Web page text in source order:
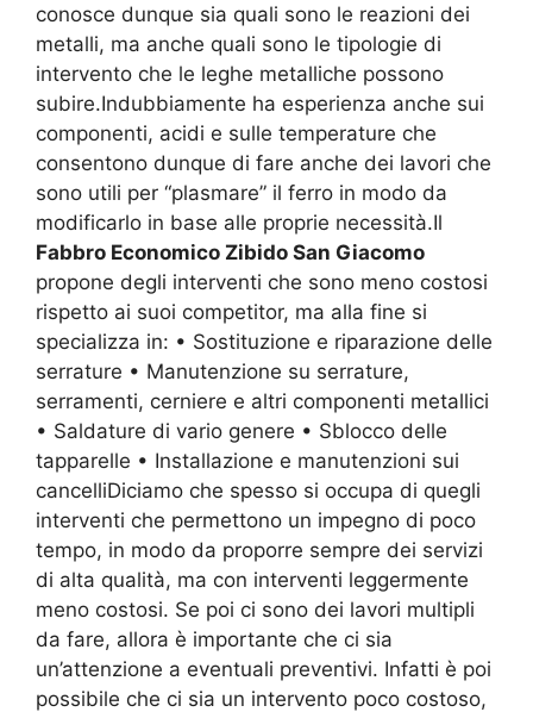
conosce dunque sia quali sono le reazioni dei
metalli, ma anche quali sono le tipologie di
intervento che le leghe metalliche possono
subire.Indubbiamente ha esperienza anche sui
componenti, acidi e sulle temperature che
consentono dunque di fare anche dei lavori che
sono utili per “plasmare” il ferro in modo da
modificarlo in base alle proprie necessità.Il
Fabbro Economico Zibido San Giacomo
propone degli interventi che sono meno costosi
rispetto ai suoi competitor, ma alla fine si
specializza in: • Sostituzione e riparazione delle
serrature • Manutenzione su serrature,
serramenti, cerniere e altri componenti metallici
• Saldature di vario genere • Sblocco delle
tapparelle • Installazione e manutenzioni sui
cancelliDiciamo che spesso si occupa di quegli
interventi che permettono un impegno di poco
tempo, in modo da proporre sempre dei servizi
di alta qualità, ma con interventi leggermente
meno costosi. Se poi ci sono dei lavori multipli
da fare, allora è importante che ci sia
un’attenzione a eventuali preventivi. Infatti è poi
possibile che ci sia un intervento poco costoso,